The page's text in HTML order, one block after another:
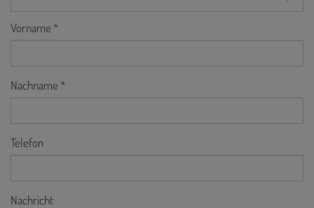
Vorname
Nachname
Telefon
Nachricht